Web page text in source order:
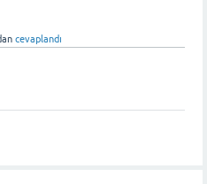
cevaplandı